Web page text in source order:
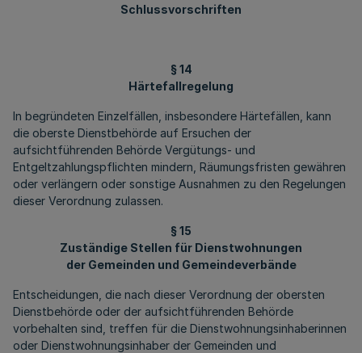
Schlussvorschriften
§ 14
Härtefallregelung
In begründeten Einzelfällen, insbesondere Härtefällen, kann
die oberste Dienstbehörde auf Ersuchen der
aufsichtführenden Behörde Vergütungs- und
Entgeltzahlungspflichten mindern, Räumungsfristen gewähren
oder verlängern oder sonstige Ausnahmen zu den Regelungen
dieser Verordnung zulassen.
§ 15
Zuständige Stellen für Dienstwohnungen
der Gemeinden und Gemeindeverbände
Entscheidungen, die nach dieser Verordnung der obersten
Dienstbehörde oder der aufsichtführenden Behörde
vorbehalten sind, treffen für die Dienstwohnungsinhaberinnen
oder Dienstwohnungsinhaber der Gemeinden und